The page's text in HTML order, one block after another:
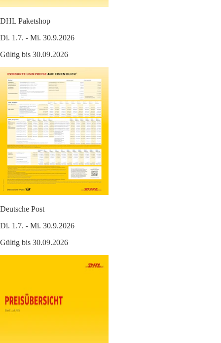
DHL Paketshop
Di. 1.7. - Mi. 30.9.2026
Gültig bis 30.09.2026
Deutsche Post
Di. 1.7. - Mi. 30.9.2026
Gültig bis 30.09.2026